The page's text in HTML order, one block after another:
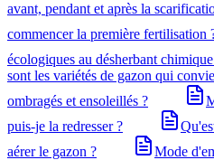
avant, pendant et après la
commencer la première fertilisation
écologiques au désherbant
sont les variétés de gazon qui
ombragés et ensoleillés ?
puis-je la redresser ?
aérer le gazon ?
Mode